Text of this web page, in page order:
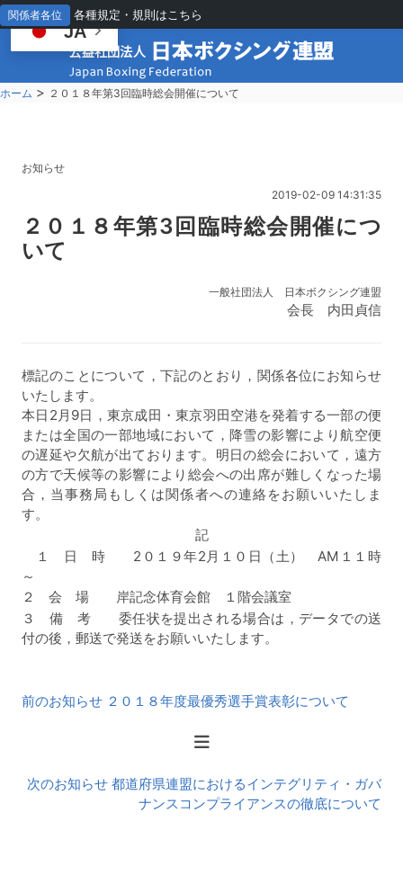
関係者各位 各種規定・規則はこちら
ホーム > ２０１８年第3回臨時総会開催について
お知らせ
2019-02-09 14:31:35
２ ０１８年第3回臨時総会開催につ
いて
一般社団法人 日本ボクシング連盟
会長 内田貞信
標記のことについて，下記のとおり，関係各位にお知らせ
いたします。
本日2月9日，東京成田・東京羽田空港を発着する一部の便
または全国の一部地域において，降雪の影響により航空便
の遅延や欠航が出ております。明日の総会において，遠方
の方で天候等の影響により総会への出席が難しくなった場
合，当事務局もしくは関係者への連絡をお願いいたしま
す。
記
１ 日 時 2０１９年2月１０日（土） AM１１時
～
２ 会 場 岸記念体育会館 １階会議室
３ 備 考 委任状を提出される場合は，データでの送
付の後，郵送で発送をお願いいたします。
後
ら
前のお知らせ ２０１８年度最優秀選手賞表彰について
次のお知らせ 都道府県連盟におけるインテグリティ・ガバ
ナンスコンプライアンスの徹底について
JA